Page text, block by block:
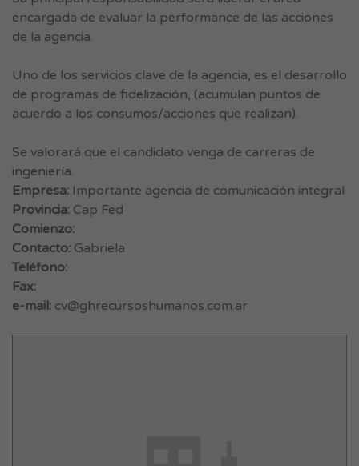
encargada de evaluar la performance de las acciones
de la agencia.
Uno de los servicios clave de la agencia, es el desarrollo
de programas de fidelización, (acumulan puntos de
acuerdo a los consumos/acciones que realizan).
Se valorará que el candidato venga de carreras de
ingeniería.
Empresa: Importante agencia de comunicación integral
Provincia: Cap Fed
Comienzo:
Contacto: Gabriela
Teléfono:
Fax:
e-mail: cv@ghrecursoshumanos.com.ar